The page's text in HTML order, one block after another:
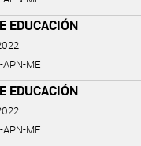
EDUCACIÓN
APN-ME
EDUCACIÓN
APN-ME